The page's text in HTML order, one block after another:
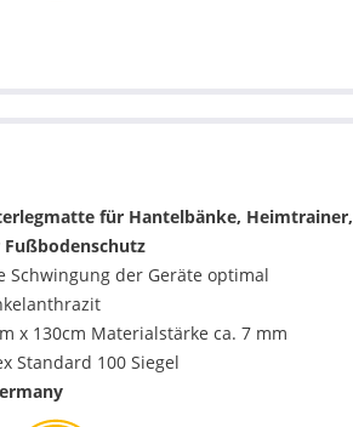
für Hantelbänke, Heimtrainer,
Schwingung der Geräte optimal
x 130cm Materialstärke ca. 7 mm
Standard 100 Siegel